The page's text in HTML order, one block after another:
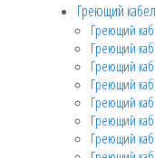
Греющий
Греющий
Греющий
Греющий
Греющий
Греющий
Греющий
Греющий